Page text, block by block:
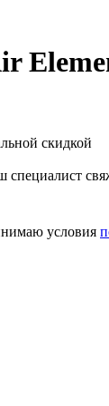
скидкой
условия